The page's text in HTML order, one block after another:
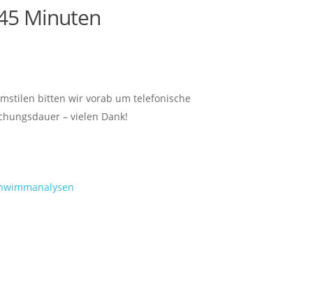
Minuten
bitten wir vorab um telefonische
– vielen Dank!